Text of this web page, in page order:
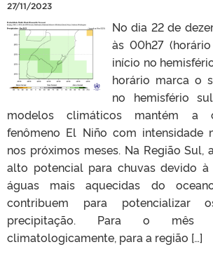
27/11/2023
No dia 22 de
às 00h27
início no
horário marca o
no hemisfério
modelos climáticos mantém a
fenômeno El Niño com intensidade
nos próximos meses. Na Região Sul,
alto potencial para chuvas devido à
águas mais aquecidas do
contribuem para potencializar
precipitação. Para o mês
climatologicamente, para a região […]